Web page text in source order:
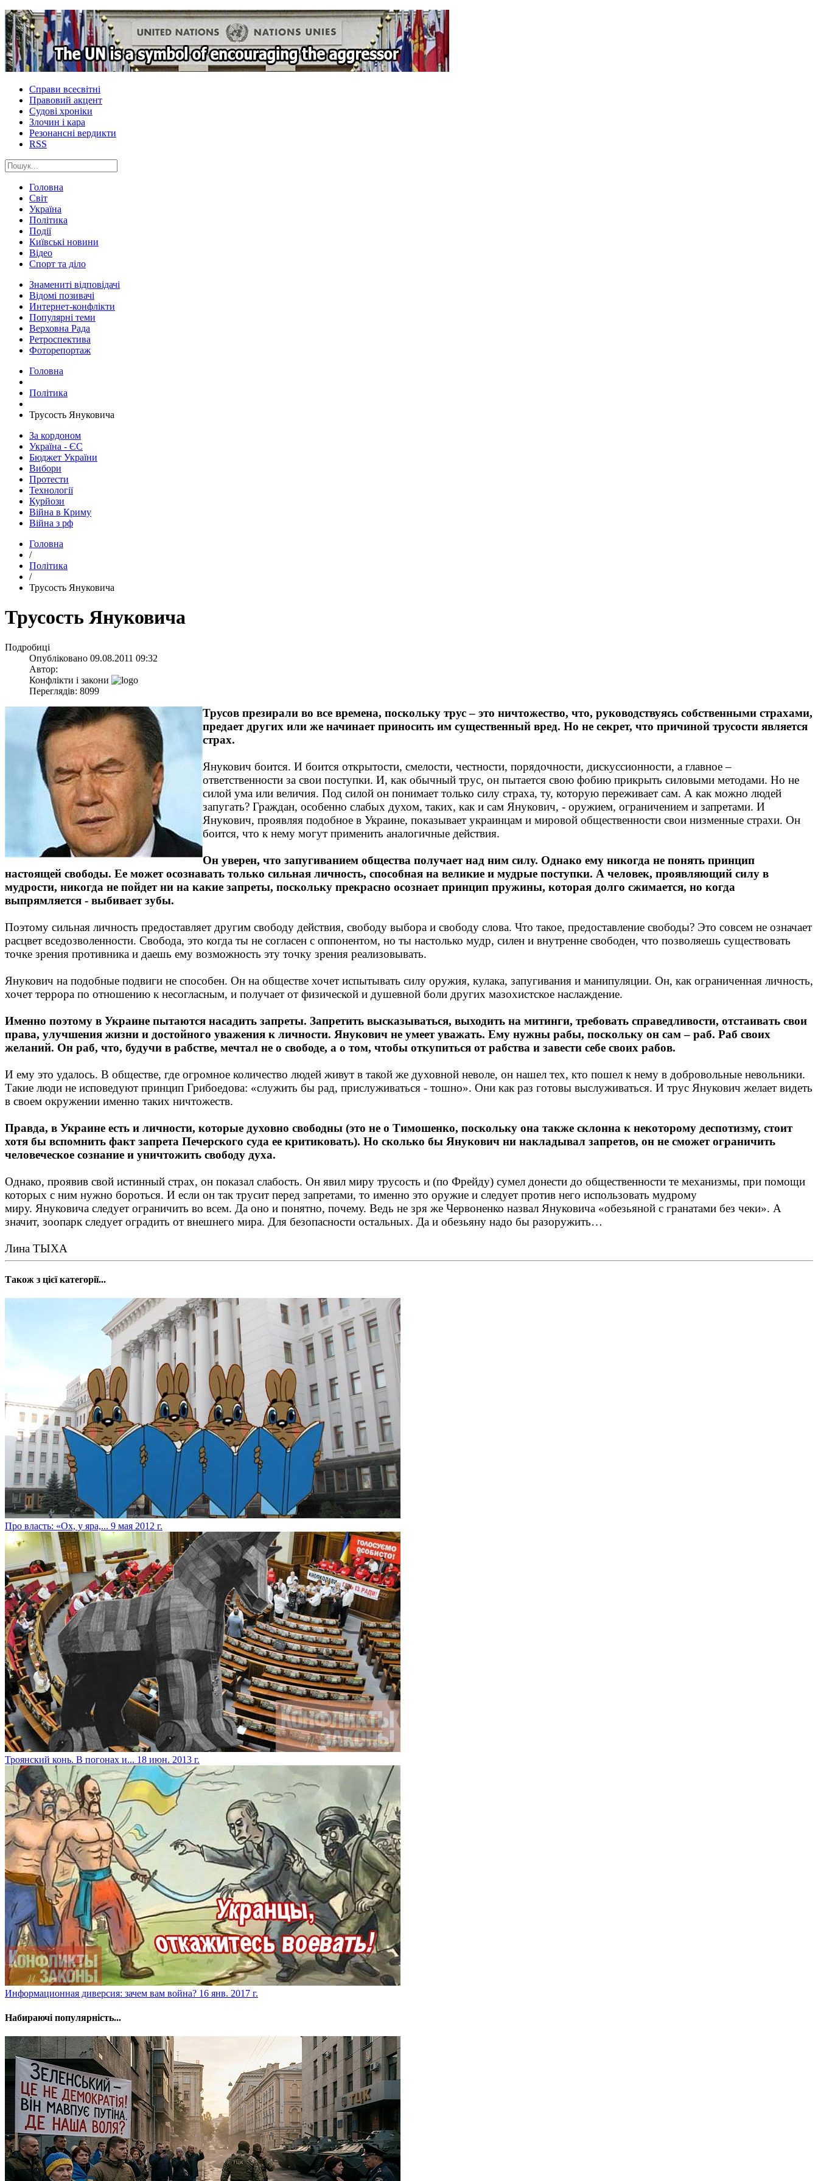
Справи всесвітні
Правовий акцент
Судові хроніки
Злочин і кара
Резонансні вердикти
RSS
Головна
Світ
Україна
Політика
Події
Київські новини
Відео
Спорт та діло
Знамениті відповідачі
Відомі позивачі
Интернет-конфлікти
Популярні теми
Верховна Рада
Ретроспектива
Фоторепортаж
Головна
Політика
Трусость Януковича
За кордоном
Україна - ЄС
Бюджет України
Вибори
Протести
Технології
Курйози
Війна в Криму
Війна з рф
Головна
/
Політика
/
Трусость Януковича
Трусость Януковича
Подробиці
Опубліковано 09.08.2011 09:32
Автор:
Конфлікти і закони
Переглядів: 8099
Трусов презирали во все времена, поскольку трус – это ничтожество, что, руководствуясь собственными страхами,
предает других или же начинает приносить им существенный вред. Но не секрет, что причиной трусости является
страх.
Янукович боится. И боится открытости, смелости, честности, порядочности, дискуссионности, а главное –
ответственности за свои поступки. И, как обычный трус, он пытается свою фобию прикрыть силовыми методами. Но не
силой ума или величия. Под силой он понимает только силу страха, ту, которую переживает сам. А как можно людей
запугать? Граждан, особенно слабых духом, таких, как и сам Янукович, - оружием, ограничением и запретами. И
Янукович, проявляя подобное в Украине, показывает украинцам и мировой общественности свои низменные страхи. Он
боится, что к нему могут применить аналогичные действия.
Он уверен, что запугиванием общества получает над ним силу. Однако ему никогда не понять принцип
настоящей свободы. Ее может осознавать только сильная личность, способная на великие и мудрые поступки. А человек, проявляющий силу в
мудрости, никогда не пойдет ни на какие запреты, поскольку прекрасно осознает принцип пружины, которая долго сжимается, но когда
выпрямляется - выбивает зубы.
Поэтому сильная личность предоставляет другим свободу действия, свободу выбора и свободу слова. Что такое, предоставление свободы? Это совсем не означает
расцвет вседозволенности. Свобода, это когда ты не согласен с оппонентом, но ты настолько мудр, силен и внутренне свободен, что позволяешь существовать
точке зрения противника и даешь ему возможность эту точку зрения реализовывать.
Янукович на подобные подвиги не способен. Он на обществе хочет испытывать силу оружия, кулака, запугивания и манипуляции. Он, как ограниченная личность,
хочет террора по отношению к несогласным, и получает от физической и душевной боли других мазохистское наслаждение.
Именно поэтому в Украине пытаются насадить запреты. Запретить высказываться, выходить на митинги, требовать справедливости, отстаивать свои
права, улучшения жизни и достойного уважения к личности. Янукович не умеет уважать. Ему нужны рабы, поскольку он сам – раб. Раб своих
желаний. Он раб, что, будучи в рабстве, мечтал не о свободе, а о том, чтобы откупиться от рабства и завести себе своих рабов.
И ему это удалось. В обществе, где огромное количество людей живут в такой же духовной неволе, он нашел тех, кто пошел к нему в добровольные невольники.
Такие люди не исповедуют принцип Грибоедова: «служить бы рад, прислуживаться - тошно». Они как раз готовы выслуживаться. И трус Янукович желает видеть
в своем окружении именно таких ничтожеств.
Правда, в Украине есть и личности, которые духовно свободны (это не о Тимошенко, поскольку она также склонна к некоторому деспотизму, стоит
хотя бы вспомнить факт запрета Печерского суда ее критиковать). Но сколько бы Янукович ни накладывал запретов, он не сможет ограничить
человеческое сознание и уничтожить свободу духа.
Однако, проявив свой истинный страх, он показал слабость. Он явил миру трусость и (по Фрейду) сумел донести до общественности те механизмы, при помощи
которых с ним нужно бороться. И если он так трусит перед запретами, то именно это оружие и следует против него использовать мудрому
миру. Януковича следует ограничить во всем. Да оно и понятно, почему. Ведь не зря же Червоненко назвал Януковича «обезьяной с гранатами без чеки». А
значит, зоопарк следует оградить от внешнего мира. Для безопасности остальных. Да и обезьяну надо бы разоружить…
Лина ТЫХА
Також з цієї категорії...
Про власть: «Ох, у яра,... 9 мая 2012 г.
Троянский конь. В погонах и... 18 июн. 2013 г.
​Информационная диверсия: зачем вам война? 16 янв. 2017 г.
Набираючі популярність...